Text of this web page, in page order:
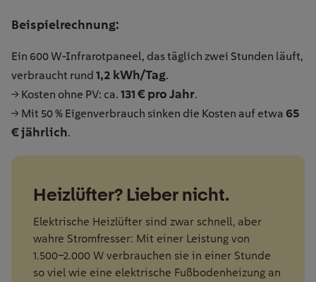
Beispielrechnung:
Ein 600 W-Infrarotpaneel, das täglich zwei Stunden läuft,
verbraucht rund 1,2 kWh/Tag.
→ Kosten ohne PV: ca. 131 € pro Jahr.
→ Mit 50 % Eigenverbrauch sinken die Kosten auf etwa 65
€ jährlich.
Heizlüfter? Lieber nicht.
Elektrische Heizlüfter sind zwar schnell, aber
wahre Stromfresser: Mit einer Leistung von
1.500–2.000 W verbrauchen sie in einer Stunde
so viel wie eine elektrische Fußbodenheizung an